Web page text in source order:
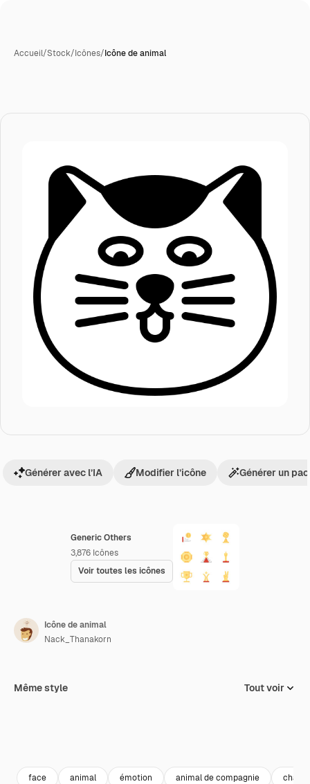
Accueil/Stock/Icônes/Icône de animal
Generic Others
3,876 Icônes
Voir toutes les icônes
Générer avec l’IA Modifier l’icône Générer un
Icône de animal
Nack_Thanakorn
Même style Tout voir
face animal émotion animal de compagnie chat